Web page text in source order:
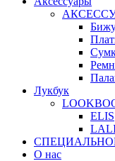
Лукбук
ELIS
О нас